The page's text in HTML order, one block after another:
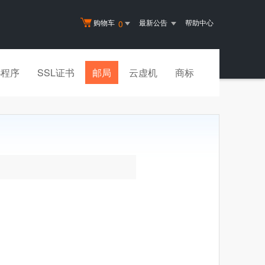
购物车 0 最新公告 帮助中心
序 SSL证书 邮局 云虚机 商标